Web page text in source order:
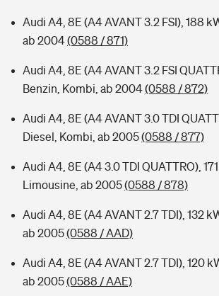
Audi A4, 8E (A4 AVANT 3.2 FSI), 188
ab 2004(0588 / 871)
Audi A4, 8E (A4 AVANT 3.2 FSI
Benzin, Kombi, ab 2004(0588 / 872)
Audi A4, 8E (A4 AVANT 3.0 TDI
Diesel, Kombi, ab 2005(0588 / 877)
Audi A4, 8E (A4 3.0 TDI QUATTRO),
Limousine, ab 2005(0588 / 878)
Audi A4, 8E (A4 AVANT 2.7 TDI), 132
ab 2005(0588 / AAD)
Audi A4, 8E (A4 AVANT 2.7 TDI), 120
ab 2005(0588 / AAE)